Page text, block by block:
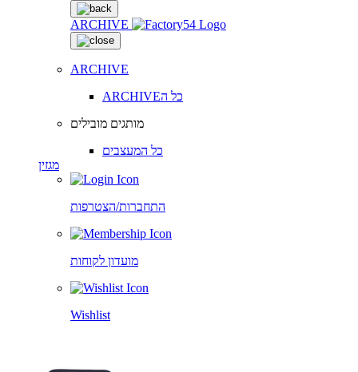
ARCHIVE
ARCHIVE
ARCHIVEכל ה
מותגים מובילים
כל המעצבים
מגזין
התחברות/הצטרפות
מועדון לקוחות
Wishlist